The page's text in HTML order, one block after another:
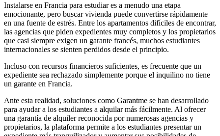
Instalarse en Francia para estudiar es a menudo una etapa
emocionante, pero buscar vivienda puede convertirse rápidamente
en una fuente de estrés. Entre los apartamentos difíciles de encontrar,
las agencias que piden expedientes muy completos y los propietarios
que casi siempre exigen un garante francés, muchos estudiantes
internacionales se sienten perdidos desde el principio.
Incluso con recursos financieros suficientes, es frecuente que un
expediente sea rechazado simplemente porque el inquilino no tiene
un garante en Francia.
Ante esta realidad, soluciones como Garantme se han desarrollado
para ayudar a los estudiantes a alquilar más fácilmente. Al ofrecer
una garantía de alquiler reconocida por numerosas agencias y
propietarios, la plataforma permite a los estudiantes presentar un